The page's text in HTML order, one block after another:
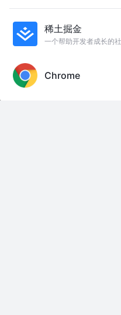
9
叶梅树 5年前
友情链接：
家庭讨论:别瞎吹乔丹，勒布朗更
稀土掘金
一个帮助开发者成长的
Chrome